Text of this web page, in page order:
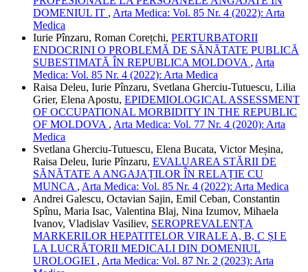
DOMENIUL IT , Arta Medica: Vol. 85 Nr. 4 (2022): Arta
Medica
Iurie Pînzaru, Roman Corețchi, PERTURBATORII
ENDOCRINI O PROBLEMĂ DE SĂNĂTATE PUBLICĂ
SUBESTIMATĂ ÎN REPUBLICA MOLDOVA , Arta
Medica: Vol. 85 Nr. 4 (2022): Arta Medica
Raisa Deleu, Iurie Pînzaru, Svetlana Gherciu-Tutuescu, Lilia
Grier, Elena Apostu, EPIDEMIOLOGICAL ASSESSMENT
OF OCCUPATIONAL MORBIDITY IN THE REPUBLIC
OF MOLDOVA , Arta Medica: Vol. 77 Nr. 4 (2020): Arta
Medica
Svetlana Gherciu-Tutuescu, Elena Bucata, Victor Meșina,
Raisa Deleu, Iurie Pînzaru, EVALUAREA STĂRII DE
SĂNĂTATE A ANGAJAȚILOR ÎN RELAȚIE CU
MUNCA , Arta Medica: Vol. 85 Nr. 4 (2022): Arta Medica
Andrei Galescu, Octavian Sajin, Emil Ceban, Constantin
Spînu, Maria Isac, Valentina Blaj, Nina Izumov, Mihaela
Ivanov, Vladislav Vasiliev, SEROPREVALENȚA
MARKERILOR HEPATITELOR VIRALE A, B, C ȘI E
LA LUCRĂTORII MEDICALI DIN DOMENIUL
UROLOGIEI , Arta Medica: Vol. 87 Nr. 2 (2023): Arta